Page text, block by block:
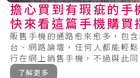
擔心買到有瑕疵的手
快來看這篇手機購買
販售手機的通路愈來愈多，包
台、網路論壇，任何人都能輕
行在網上銷售手機，不過與此
題，.....
了解更多